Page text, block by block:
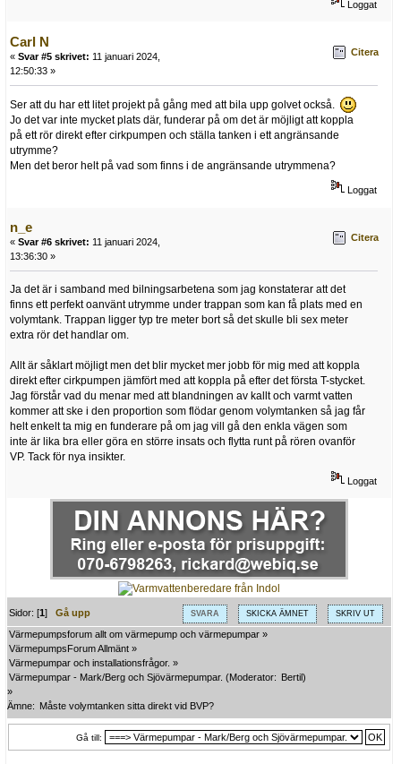
Loggat
Carl N
« Svar #5 skrivet: 11 januari 2024,
12:50:33 »
Citera
Ser att du har ett litet projekt på gång med att bila upp golvet också.
Jo det var inte mycket plats där, funderar på om det är möjligt att koppla
på ett rör direkt efter cirkpumpen och ställa tanken i ett angränsande
utrymme?
Men det beror helt på vad som finns i de angränsande utrymmena?
Loggat
n_e
« Svar #6 skrivet: 11 januari 2024,
13:36:30 »
Citera
Ja det är i samband med bilningsarbetena som jag konstaterar att det
finns ett perfekt oanvänt utrymme under trappan som kan få plats med en
volymtank. Trappan ligger typ tre meter bort så det skulle bli sex meter
extra rör det handlar om.
Allt är såklart möjligt men det blir mycket mer jobb för mig med att koppla
direkt efter cirkpumpen jämfört med att koppla på efter det första T-stycket.
Jag förstår vad du menar med att blandningen av kallt och varmt vatten
kommer att ske i den proportion som flödar genom volymtanken så jag får
helt enkelt ta mig en funderare på om jag vill gå den enkla vägen som
inte är lika bra eller göra en större insats och flytta runt på rören ovanför
VP. Tack för nya insikter.
Loggat
SVARA SKICKA ÄMNET SKRIV UT
Sidor: [1]Gå upp
Värmepumpsforum allt om värmepump och värmepumpar »
VärmepumpsForum Allmänt »
Värmepumpar och installationsfrågor. »
Värmepumpar - Mark/Berg och Sjövärmepumpar. (Moderator: Bertil)
»
Ämne: Måste volymtanken sitta direkt vid BVP?
Gå till: